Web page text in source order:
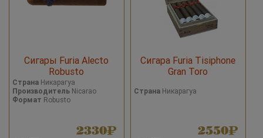
Сигары Furia Alecto
Robusto
Страна Никарагуа
Производитель Nicarao
Формат Robusto
2330
Сигара Furia Tisiphone
Gran Toro
СтранаНикарагуа
2550